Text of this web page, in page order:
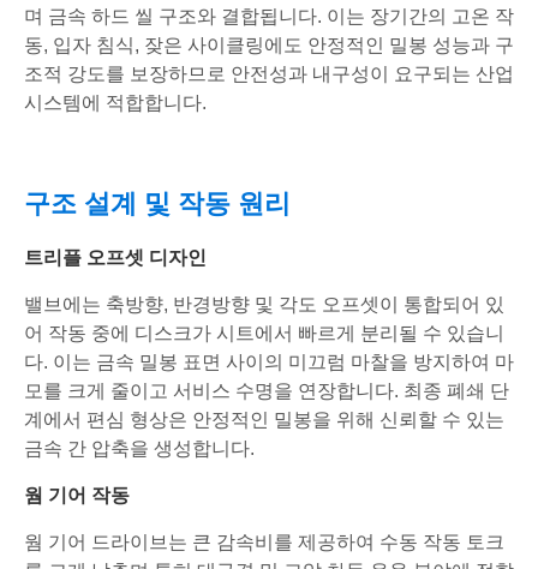
며 금속 하드 씰 구조와 결합됩니다. 이는 장기간의 고온 작
동, 입자 침식, 잦은 사이클링에도 안정적인 밀봉 성능과 구
조적 강도를 보장하므로 안전성과 내구성이 요구되는 산업
시스템에 적합합니다.
구조 설계 및 작동 원리
트리플 오프셋 디자인
밸브에는 축방향, 반경방향 및 각도 오프셋이 통합되어 있
어 작동 중에 디스크가 시트에서 빠르게 분리될 수 있습니
다. 이는 금속 밀봉 표면 사이의 미끄럼 마찰을 방지하여 마
모를 크게 줄이고 서비스 수명을 연장합니다. 최종 폐쇄 단
계에서 편심 형상은 안정적인 밀봉을 위해 신뢰할 수 있는
금속 간 압축을 생성합니다.
웜 기어 작동
웜 기어 드라이브는 큰 감속비를 제공하여 수동 작동 토크